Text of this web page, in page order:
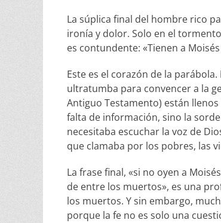
La súplica final del hombre rico
ironía y dolor. Solo en el
es contundente: «Tienen a
Este es el corazón de la
ultratumba para convencer a la
Antiguo Testamento) están
falta de información, sino la
necesitaba escuchar la voz de
que clamaba por los pobres, las
La frase final, «si no oyen a
de entre los muertos», es una
los muertos. Y sin embargo,
porque la fe no es solo una